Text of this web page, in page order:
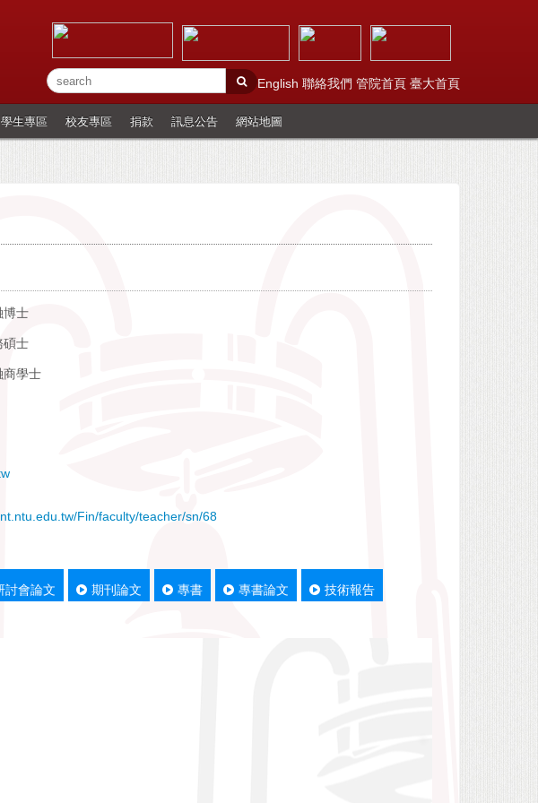
English 聯絡我們 管院首頁 臺大首頁
學生專區 校友專區 捐款 訊息公告 網站地圖
博士
碩士
商學士
Fin/faculty/teacher/sn/68
討會論文 期刊論文 專書 專書論文 技術報告